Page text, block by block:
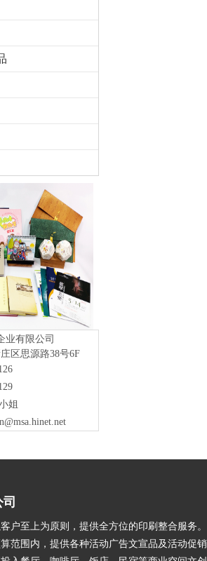
业有限公司
区思源路38号6F
姐
户至上为原则，提供全方位的印刷整合服务。
范围内，提供各种活动广告文宣品及活动促销